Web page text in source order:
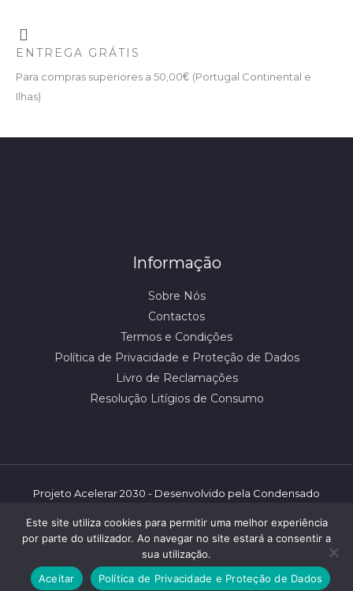
ENTREGA GRÁTIS
Para compras superiores a 50,00€ (Portugal Continental e
Ilhas)
Informação
Sobre Nós
Contactos
Termos e Condições
Política de Privacidade e Proteção de Dados
Livro de Reclamações
Resolução Litígios de Consumo
Projeto Acelerar 2030 - Desenvolvido pela Condensado
direitos reservados.
Este site utiliza cookies para permitir uma melhor experiência
por parte do utilizador. Ao navegar no site estará a consentir a
sua utilização.
Aceitar
Política de Privacidade e Proteção de Dados